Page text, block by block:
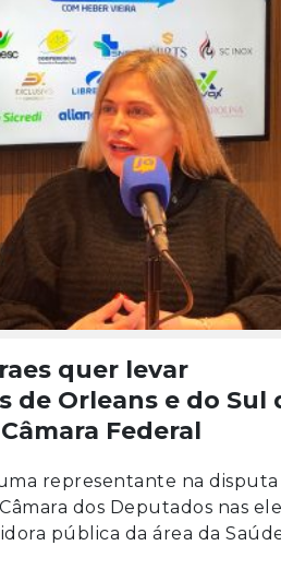
quer levar
de Orleans e do Sul
Federal
representante na
dos Deputados nas
pública da área da